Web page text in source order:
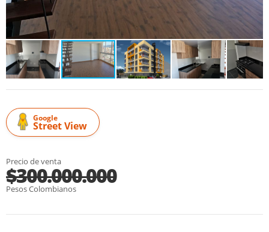
Google
Street View
Precio de venta
$300.000.000
Pesos Colombianos